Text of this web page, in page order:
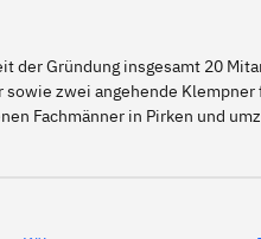
der Gründung insgesamt 20
zwei angehende Klempner
Fachmänner in Pirken und